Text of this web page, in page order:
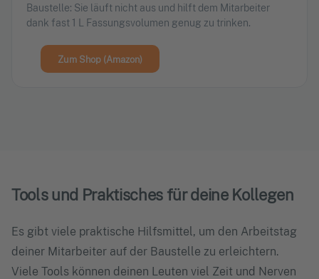
Baustelle: Sie läuft nicht aus und hilft dem Mitarbeiter
dank fast 1 L Fassungsvolumen genug zu trinken.
Zum Shop (Amazon)
Tools und Praktisches für deine Kollegen
Es gibt viele praktische Hilfsmittel, um den Arbeitstag
deiner Mitarbeiter auf der Baustelle zu erleichtern.
Viele Tools können deinen Leuten viel Zeit und Nerven